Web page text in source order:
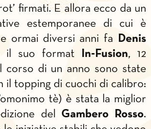
firmati. E allora ecco da un
estemporanee di cui è
ormai diversi anni fa
Denis
il suo format In-Fusion, 12
corso di un anno sono state
il topping di cuochi di calibro:
tè) è stata la miglior
del Gambero Rosso.